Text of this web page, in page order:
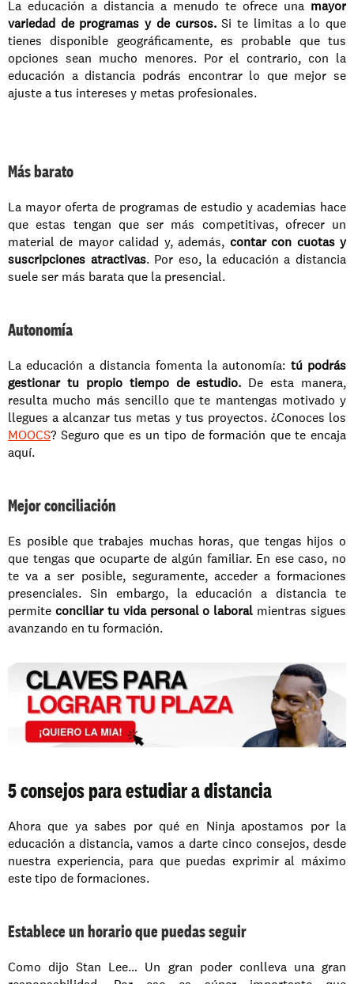
La educación a distancia a menudo te ofrece una mayor
variedad de programas y de cursos. Si te limitas a lo que
tienes disponible geográficamente, es probable que tus
opciones sean mucho menores. Por el contrario, con la
educación a distancia podrás encontrar lo que mejor se
ajuste a tus intereses y metas profesionales.
Más barato
La mayor oferta de programas de estudio y academias hace
que estas tengan que ser más competitivas, ofrecer un
material de mayor calidad y, además, contar con cuotas y
suscripciones atractivas. Por eso, la educación a distancia
suele ser más barata que la presencial.
Autonomía
La educación a distancia fomenta la autonomía: tú podrás
gestionar tu propio tiempo de estudio. De esta manera,
resulta mucho más sencillo que te mantengas motivado y
MOOCS? Seguro que es un tipo de formación que te encaja
aquí.
Mejor conciliación
Es posible que trabajes muchas horas, que tengas hijos o
que tengas que ocuparte de algún familiar. En ese caso, no
te va a ser posible, seguramente, acceder a formaciones
presenciales. Sin embargo, la educación a distancia te
permite conciliar tu vida personal o laboral mientras sigues
avanzando en tu formación.
5 consejos para estudiar a distancia
Ahora que ya sabes por qué en Ninja apostamos por la
educación a distancia, vamos a darte cinco consejos, desde
nuestra experiencia, para que puedas exprimir al máximo
este tipo de formaciones.
Establece un horario que puedas seguir
Como dijo Stan Lee… Un gran poder conlleva una gran